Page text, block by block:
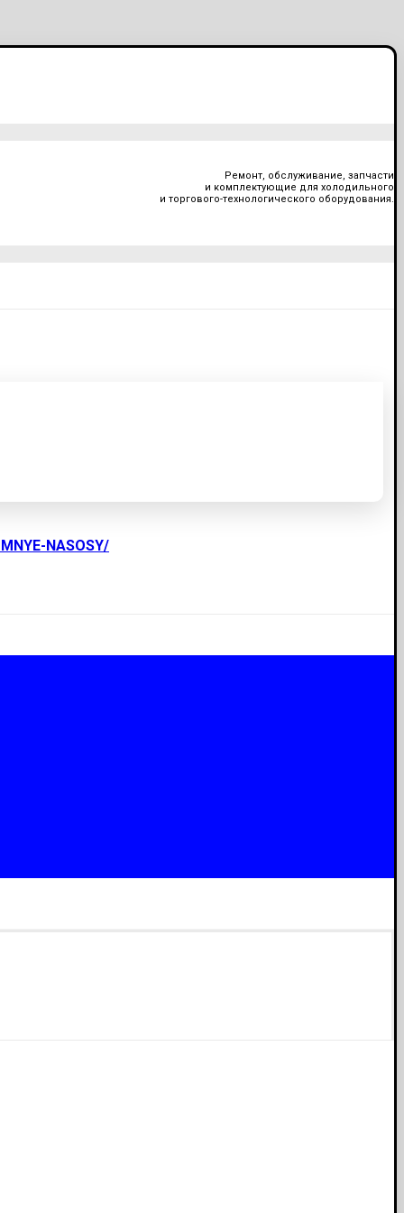
Ремонт, обслуживание, запчасти
и комплектующие для холодильного
и торгового-технологического оборудования.
NASOSY/